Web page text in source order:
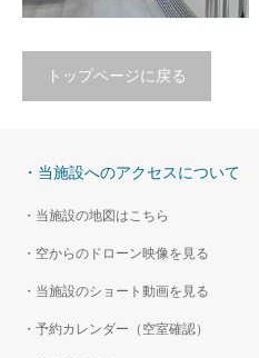
ドラム式洗濯機、物干し竿
トップページに戻る
・当施設へのアクセスについて
・当施設の地図はこちら
・空からのドローン映像を見る
・当施設のショート動画を見る
・予約カレンダー（空室確認）